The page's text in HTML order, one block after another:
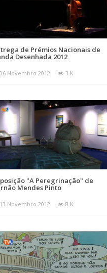
de Prémios Nacionais de
Desenhada 2012
06 Novembro 2012 3 K
"A Peregrinação" de
Mendes Pinto
13 Novembro 2012 8 K